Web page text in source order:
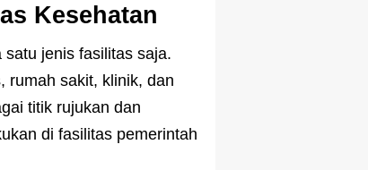
Kesehatan
jenis fasilitas saja.
rumah sakit, klinik, dan
titik rujukan dan
di fasilitas pemerintah